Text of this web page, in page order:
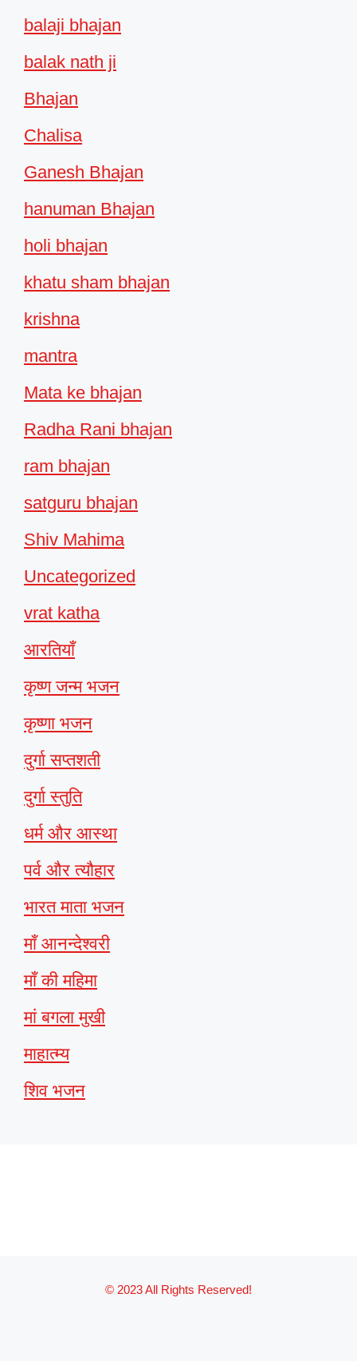
balaji bhajan
balak nath ji
Bhajan
Chalisa
Ganesh Bhajan
hanuman Bhajan
holi bhajan
khatu sham bhajan
krishna
mantra
Mata ke bhajan
Radha Rani bhajan
ram bhajan
satguru bhajan
Shiv Mahima
Uncategorized
vrat katha
आरतियाँ
कृष्ण जन्म भजन
कृष्णा भजन
दुर्गा सप्तशती
दुर्गा स्तुति
धर्म और आस्था
पर्व और त्यौहार
भारत माता भजन
माँ आनन्देश्वरी
माँ की महिमा
मां बगला मुखी
माहात्म्य
शिव भजन
© 2023 All Rights Reserved!